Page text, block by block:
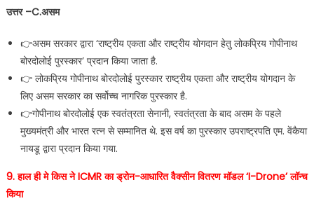
उत्तर –C.असम
👉असम सरकार द्वारा ‘राष्ट्रीय एकता और राष्ट्रीय योगदान हेतु लोकप्रिय गोपीनाथ
बोरदोलोई पुरस्कार’ प्रदान किया जाता है.
👉 लोकप्रिय गोपीनाथ बोरदोलोई पुरस्कार राष्ट्रीय एकता और राष्ट्रीय योगदान के
लिए असम सरकार का सर्वोच्च नागरिक पुरस्कार है.
👉गोपीनाथ बोरदोलोई एक स्वतंत्रता सेनानी, स्वतंत्रता के बाद असम के पहले
मुख्यमंत्री और भारत रत्न से सम्मानित थे. इस वर्ष का पुरस्कार उपराष्ट्रपति एम. वेंकैया
नायडू द्वारा प्रदान किया गया.
9. हाल ही मे किस ने ICMR का ड्रोन-आधारित वैक्सीन वितरण मॉडल ‘I-Drone’ लॉन्च
किया